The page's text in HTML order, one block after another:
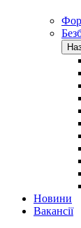
Новини
Вакансії